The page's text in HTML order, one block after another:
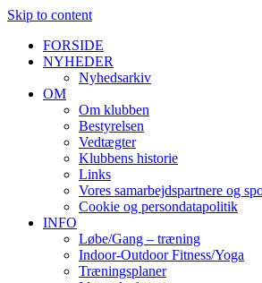
Skip to content
FORSIDE
NYHEDER
Nyhedsarkiv
OM
Om klubben
Bestyrelsen
Vedtægter
Klubbens historie
Links
Vores samarbejdspartnere og
Cookie og persondatapolitik
INFO
Løbe/Gang – træning
Indoor-Outdoor Fitness/Yoga
Træningsplaner